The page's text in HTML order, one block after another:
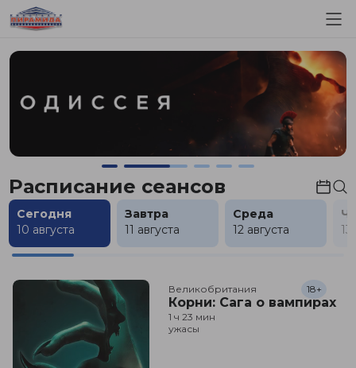
Расписание сеансов
Сегодня
10 августа
Завтра
11 августа
Среда
12 августа
13
Великобритания
Корни: Сага о вампирах
18+
1 ч 23 мин
ужасы